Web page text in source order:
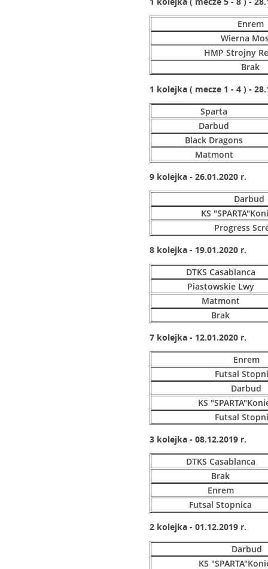
Enrem
Wierna
HMP Strojny
Brak
1 kolejka ( mecze 1 - 4 ) -
Sparta
Darbud
Black Dragons
Matmont
9 kolejka - 26.01.2020 r.
Darbud
KS
Progress
8 kolejka - 19.01.2020 r.
DTKS Casablanca
Piastowskie Lwy
Matmont
Brak
7 kolejka - 12.01.2020 r.
Enrem
Futsal
Darbud
KS
Futsal
3 kolejka - 08.12.2019 r.
DTKS Casablanca
Brak
Enrem
Futsal Stopnica
2 kolejka - 01.12.2019 r.
Darbud
KS